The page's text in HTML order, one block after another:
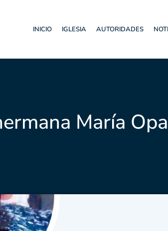
INICIO IGLESIA AUTORIDADES
María